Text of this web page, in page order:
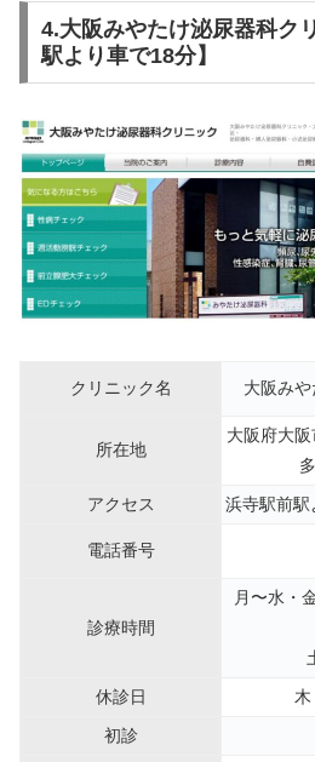
4.大阪みやたけ泌尿器科ク
駅より車で18分】
クリニック名 大阪み
所在地
大阪府大
アクセス
浜寺駅前駅
電話番号
診療時間
月〜水・
休診日
初診